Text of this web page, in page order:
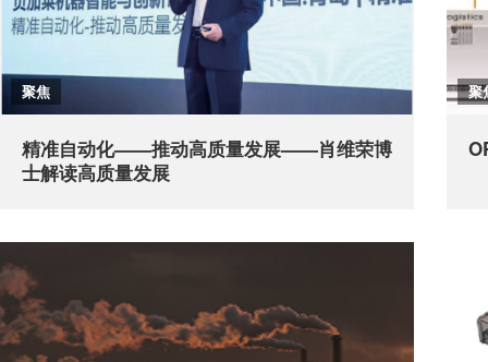
聚焦
精准自动化——推动高质量发展——肖维荣博
士解读高质量发展
聚